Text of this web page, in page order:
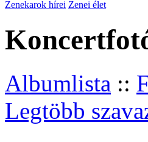
Zenekarok hírei Zenei élet
Albumlista ::
Legtöbb